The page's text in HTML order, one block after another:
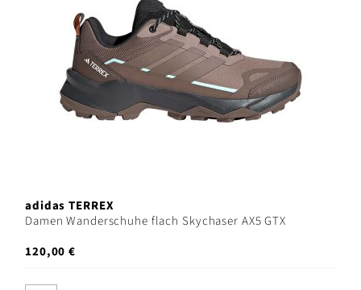
adidas TERREX
Damen Wanderschuhe flach Skychaser AX5 GTX
120,00 €